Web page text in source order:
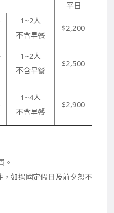
平日
1~2人
不含早餐
$2,200
1~2人
不含早餐
$2,500
1~4人
不含早餐
$2,900
。
如遇國定假日及前夕恕不